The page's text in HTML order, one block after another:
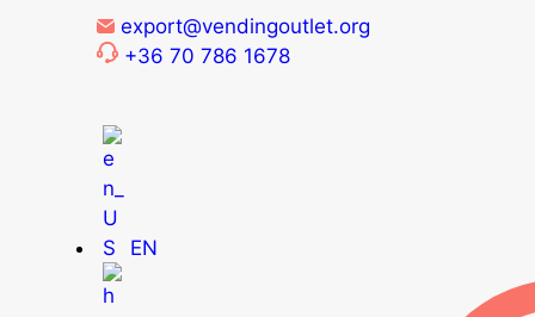
export@vendingoutlet.org
+36 70 786 1678
EN